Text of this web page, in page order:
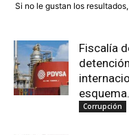
Si no le gustan los
Fiscalía
Corrupción